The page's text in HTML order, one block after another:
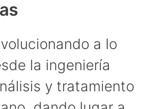
a lo
la ingeniería
y tratamiento